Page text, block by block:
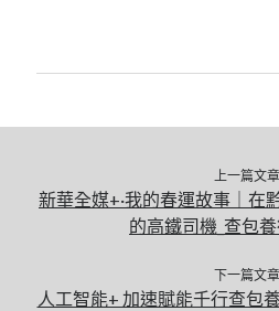
上一篇文章
新華全媒+·我的春運故事｜在
的高鐵司機_查包
下一篇文章
人工智能+ 加速賦能千行查包